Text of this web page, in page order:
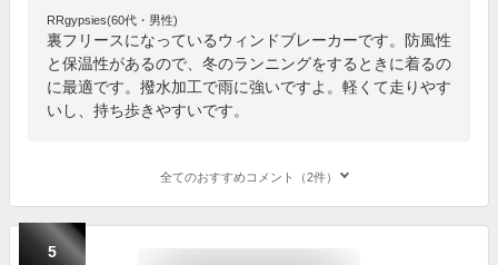
RRgypsies(60代・男性)
裏フリースになっているウィンドブレーカーです。防風性
と保温性があるので、冬のランニングをするときに着るの
に最適です。撥水加工で雨に強いですよ。軽くて走りやす
いし、持ち歩きやすいです。
全てのおすすめコメント（2件）
5